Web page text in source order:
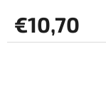
€10,70